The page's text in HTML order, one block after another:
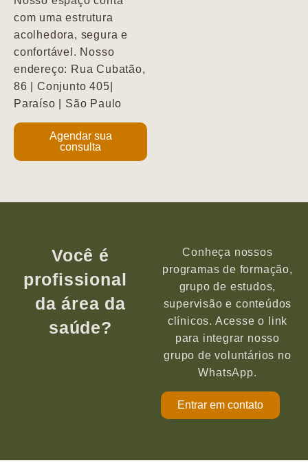
com uma estrutura
acolhedora, segura e
confortável. Nosso
endereço: Rua Cubatão,
86 | Conjunto 405|
Paraíso | São Paulo
Agendar sua
consulta
Você é
profissional
da área da
saúde?
Conheça nossos
programas de formação,
grupo de estudos,
supervisão e conteúdos
clínicos. Acesse o link
para integrar nosso
grupo de voluntários no
WhatsApp.
Entrar em contato